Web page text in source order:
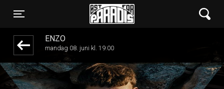
Toggle navigation
Øst for Paradis
ENZO
mandag 08. juni kl. 19:00
front05-temp 013908